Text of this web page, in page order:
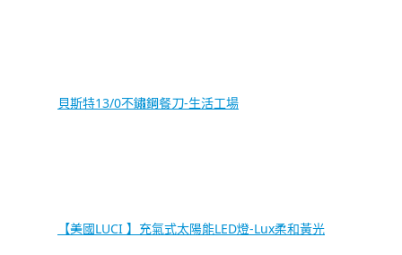
貝斯特13/0不鏽鋼餐刀-生活工場
【美國LUCI 】充氣式太陽能LED燈-Lux柔和黃光